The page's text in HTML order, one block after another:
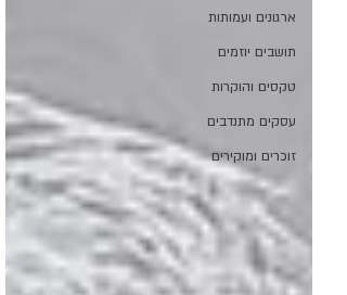
ארגונים ועמותות
תושבים יוזמים
טקסים והוקרות
עסקים מתנדבים
זוכרים ומוקירים